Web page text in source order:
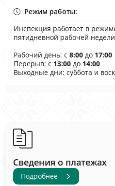
Режим работы:
Инспекция работает в
пятидневной рабочей недели
Рабочий день: с 8:00 до 17:00
Перерыв: с 13:00 до 14:00
Выходные дни: cуббота и
Сведения о платежах
Подробнее